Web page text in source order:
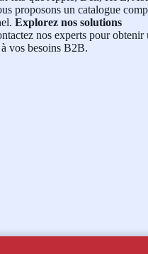
proposons un catalogue
Explorez nos solutions
nos experts pour obtenir
vos besoins B2B.